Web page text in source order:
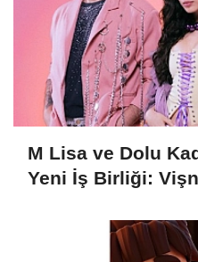
M Lisa ve Dolu
Yeni İş Birliği: